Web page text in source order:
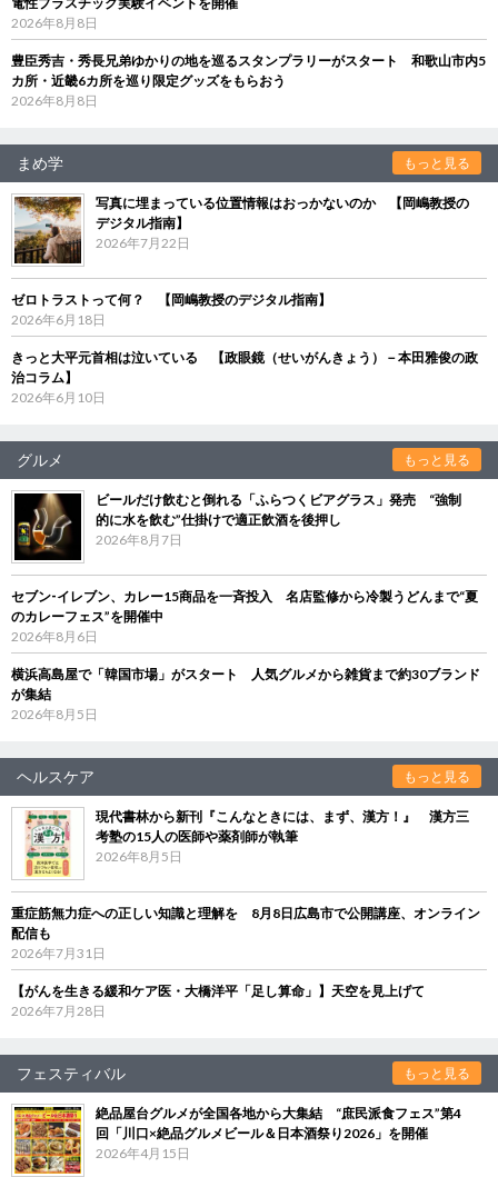
2026年8月8日
豊臣秀吉・秀長兄弟ゆかりの地を巡るスタンプラリーがスタート 和歌山市内5
カ所・近畿6カ所を巡り限定グッズをもらおう
2026年8月8日
まめ学 もっと見る
写真に埋まっている位置情報はおっかないのか 【岡嶋教授の
デジタル指南】
2026年7月22日
ゼロトラストって何？ 【岡嶋教授のデジタル指南】
2026年6月18日
きっと大平元首相は泣いている 【政眼鏡（せいがんきょう）－本田雅俊の政
治コラム】
2026年6月10日
グルメ もっと見る
ビールだけ飲むと倒れる「ふらつくビアグラス」発売 “強制
的に水を飲む”仕掛けで適正飲酒を後押し
2026年8月7日
セブン‐イレブン、カレー15商品を一斉投入 名店監修から冷製うどんまで“夏
のカレーフェス”を開催中
2026年8月6日
横浜高島屋で「韓国市場」がスタート 人気グルメから雑貨まで約30ブランド
が集結
2026年8月5日
ヘルスケア もっと見る
現代書林から新刊『こんなときには、まず、漢方！』 漢方三
考塾の15人の医師や薬剤師が執筆
2026年8月5日
重症筋無力症への正しい知識と理解を 8月8日広島市で公開講座、オンライン
配信も
2026年7月31日
【がんを生きる緩和ケア医・大橋洋平「足し算命」】天空を見上げて
2026年7月28日
フェスティバル もっと見る
絶品屋台グルメが全国各地から大集結 “庶民派食フェス”第4
回「川口×絶品グルメビール＆日本酒祭り2026」を開催
2026年4月15日